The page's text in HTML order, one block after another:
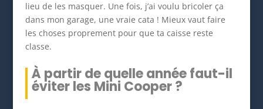
lieu de les masquer. Une fois, j’ai voulu bricoler ça
dans mon garage, une vraie cata ! Mieux vaut faire
les choses proprement pour que ta caisse reste
classe.
À partir de quelle année faut-il
éviter les Mini Cooper ?